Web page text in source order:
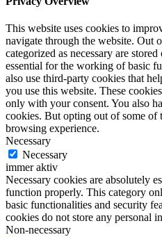
This website uses cookies to
navigate through the website. Out
categorized as necessary are
essential for the working of basic
also use third-party cookies that
you use this website. These
only with your consent. You also
cookies. But opting out of some of
browsing experience.
Necessary
Necessary
immer aktiv
Necessary cookies are absolutely
function properly. This category
basic functionalities and security
cookies do not store any personal
Non-necessary